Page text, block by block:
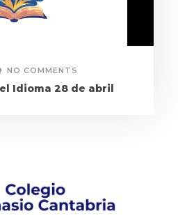
NO COMMENTS
Idioma 28 de abril